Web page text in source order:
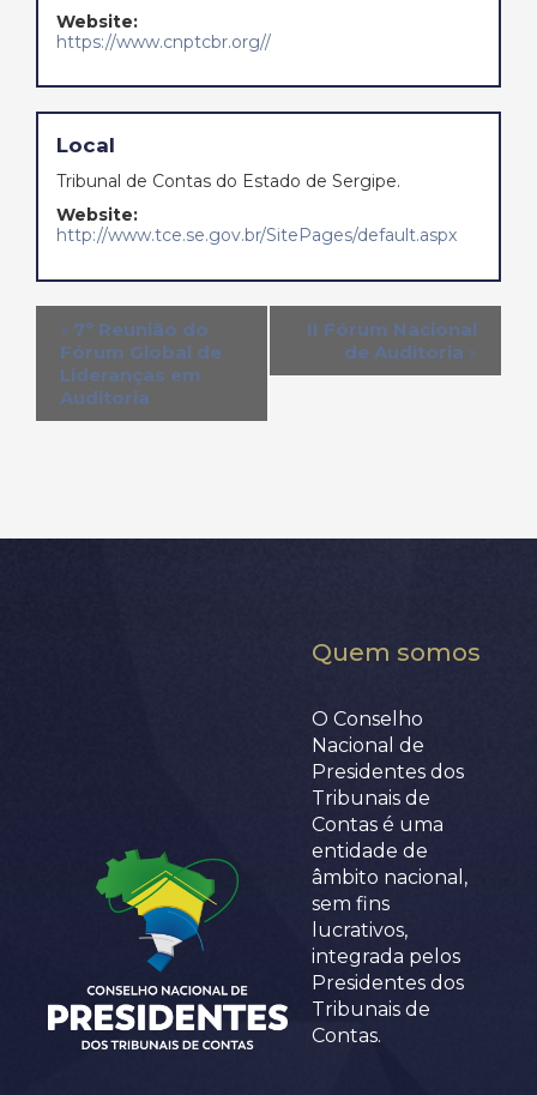
Website:
https://www.cnptcbr.org//
Local
Tribunal de Contas do Estado de Sergipe.
Website:
http://www.tce.se.gov.br/SitePages/default.aspx
« 7º Reunião do
Fórum Global de
Lideranças em
Auditoria
II Fórum Nacional
de Auditoria »
Quem somos
O Conselho
Nacional de
Presidentes dos
Tribunais de
Contas é uma
entidade de
âmbito nacional,
sem fins
lucrativos,
integrada pelos
Presidentes dos
Tribunais de
Contas.